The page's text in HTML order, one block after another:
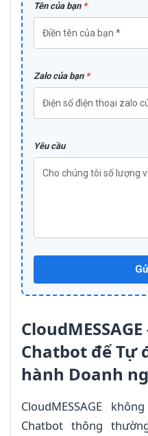
Tên của bạn *
Zalo của bạn *
Yêu cầu
Chatbot để Tự
hành Doanh
CloudMESSAGE
Chatbot thông